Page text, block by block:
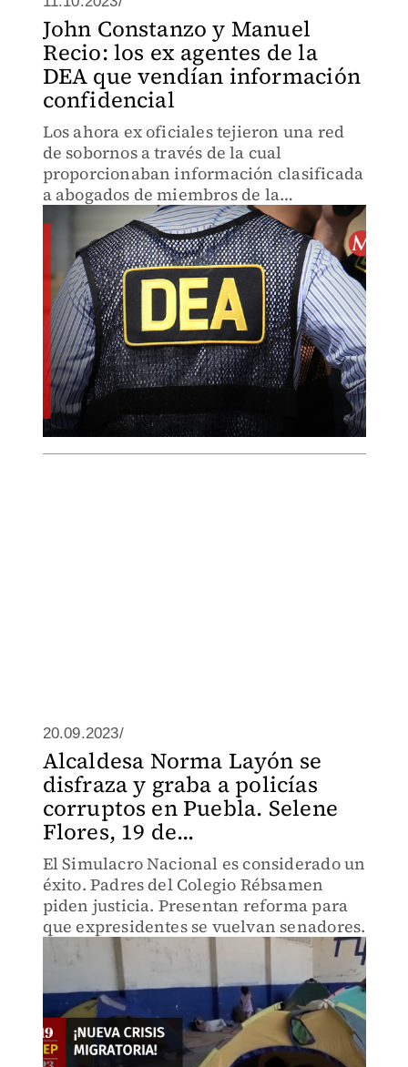
John Constanzo y Manuel
Recio: los ex agentes de la
DEA que vendían información
confidencial
Los ahora ex oficiales tejieron una red
de sobornos a través de la cual
proporcionaban información clasificada
a abogados de miembros de la
delincuencia organizada.
20.09.2023/
Alcaldesa Norma Layón se
disfraza y graba a policías
corruptos en Puebla. Selene
Flores, 19 de...
El Simulacro Nacional es considerado un
éxito. Padres del Colegio Rébsamen
piden justicia. Presentan reforma para
que expresidentes se vuelvan senadores.